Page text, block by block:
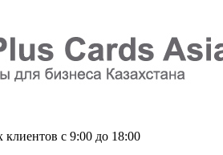
с 9:00 до 18:00